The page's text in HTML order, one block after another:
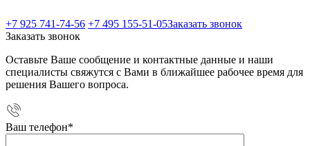
+7 925 741-74-56 +7 495 155-51-05Заказать звонок
Заказать звонок
Оставьте Ваше сообщение и контактные данные и наши
специалисты свяжутся с Вами в ближайшее рабочее время для
решения Вашего вопроса.
Ваш телефон*